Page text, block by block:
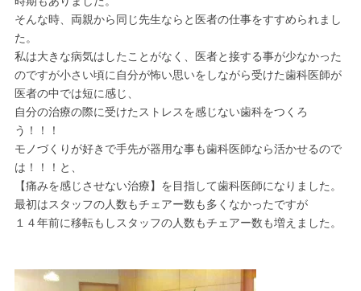
そんな時、両親から同じ先生ならと医者の仕事をすすめられまし
た。
私は大きな病気はしたことがなく、医者と接する事が少なかった
のですが小さい頃に自分が怖い思いをしながら受けた歯科医師が
医者の中では短に感じ、
自分の治療の際に受けたストレスを感じない歯科をつくろ
う！！！
モノづくりが好きで手先が器用な事も歯科医師なら活かせるので
は！！！と、
【痛みを感じさせない治療】を目指して歯科医師になりました。
最初はスタッフの人数もチェアー数も多くなかったですが
１４年前に移転もしスタッフの人数もチェアー数も増えました。